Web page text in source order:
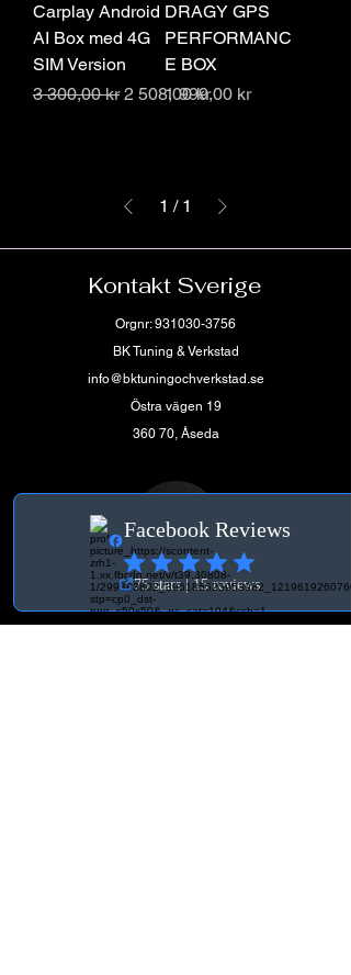
Carplay Android
AI Box med 4G
SIM Version
Ordinarie pris
3 300,00 kr Reapris
2 508,00 kr
DRAGY GPS
PERFORMANC
E BOX
Pris
1 999,00 kr
1 / 1
Kontakt Sverige
Orgnr:931030-3756
BK Tuning & Verkstad
info@bktuningochverkstad.se
Östra vägen 19
360 70, Åseda
Villkor